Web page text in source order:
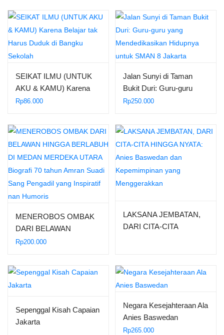
SEIKAT ILMU (UNTUK
AKU & KAMU) Karena
Belajar tak Harus Duduk
Rp86.000
Jalan Sunyi di Taman
Bukit Duri: Guru-guru
yang Mendedikasikan
Rp250.000
MENEROBOS OMBAK
DARI BELAWAN
HINGGA BERLABUH DI
Amran Suadi Sang
Pengadil yang Inspiratif
Rp200.000
LAKSANA JEMBATAN,
DARI CITA-CITA
Menggerakkan
Sepenggal Kisah Capaian
Jakarta
Negara Kesejahteraan Ala
Anies Baswedan
Rp265.000